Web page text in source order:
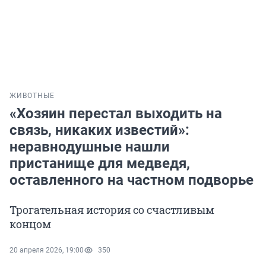
ЖИВОТНЫЕ
«Хозяин перестал выходить на
связь, никаких известий»:
неравнодушные нашли
пристанище для медведя,
оставленного на частном подворье
Трогательная история со счастливым
концом
20 апреля 2026, 19:00 350